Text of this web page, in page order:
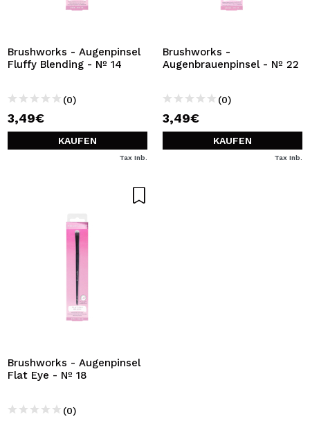
Brushworks - Augenpinsel
Fluffy Blending - Nº 14
(0)
3,49€
KAUFEN
Tax Inb.
Brushworks -
Augenbrauenpinsel - Nº 22
(0)
3,49€
KAUFEN
Tax Inb.
Brushworks - Augenpinsel
Flat Eye - Nº 18
(0)